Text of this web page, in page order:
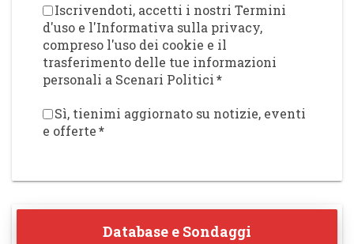
Iscrivendoti, accetti i nostri Termini
d'uso e l'Informativa sulla privacy,
compreso l'uso dei cookie e il
trasferimento delle tue informazioni
personali a Scenari Politici*
Sì, tienimi aggiornato su notizie, eventi
e offerte*
Database e Sondaggi